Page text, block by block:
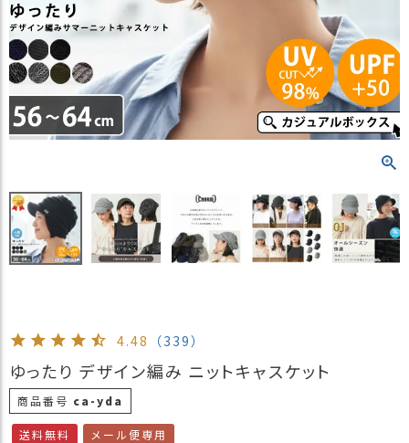
商
品
カ
テ
ゴ
リ
閲
歴
買
い
新
作
商
4.48 （339）
ゆったり デザイン編み ニットキャスケット
商品番号 ca-yda
送料無料 メール便専用